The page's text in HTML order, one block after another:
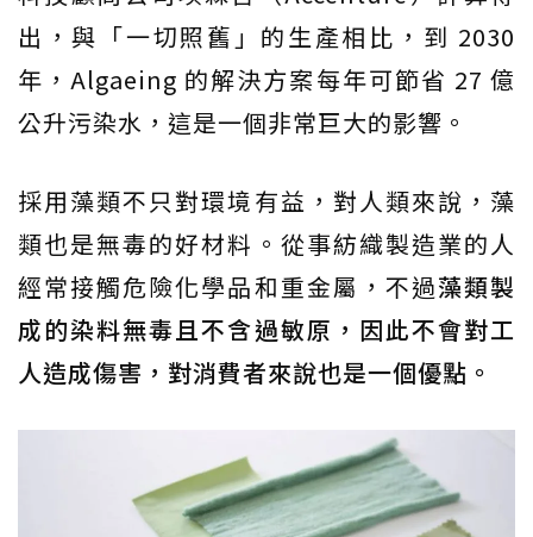
出，與「一切照舊」的生產相比，到 2030
年，Algaeing 的解決方案每年可節省 27 億
公升污染水，這是一個非常巨大的影響。
採用藻類不只對環境有益，對人類來說，藻
類也是無毒的好材料。從事紡織製造業的人
經常接觸危險化學品和重金屬，不過藻類製
成的染料無毒且不含過敏原，因此不會對工
人造成傷害，對消費者來說也是一個優點。